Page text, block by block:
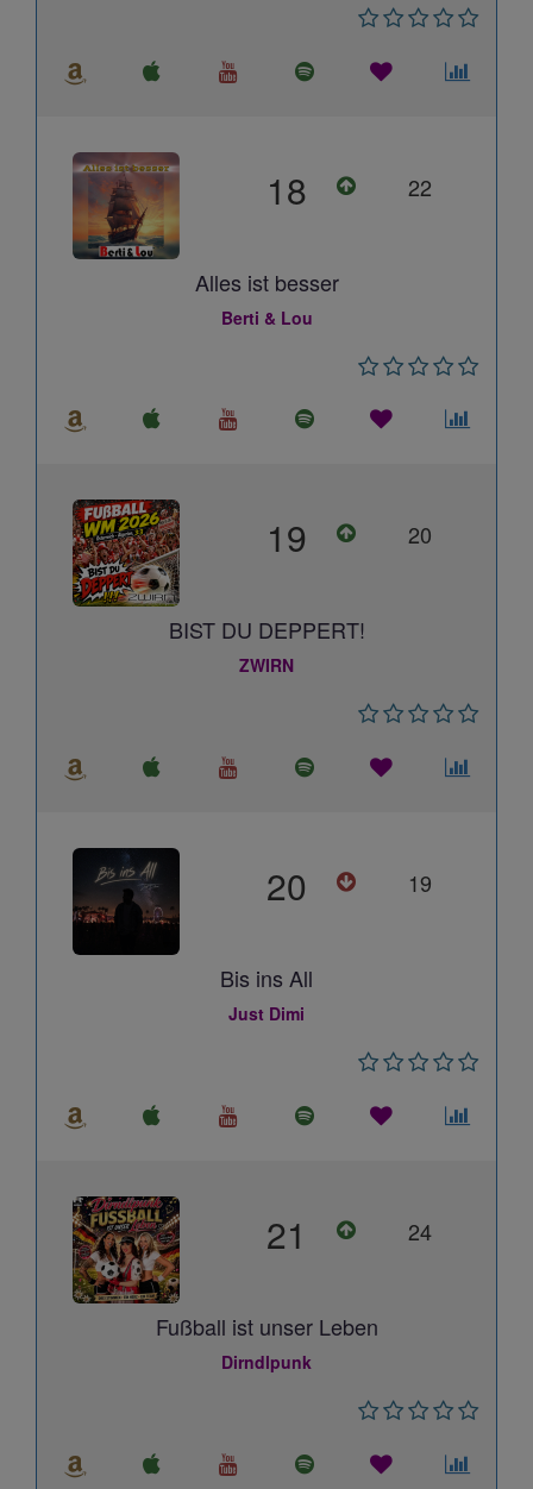
18 22
Alles ist besser
Berti & Lou
19 20
BIST DU DEPPERT!
ZWIRN
20 19
Bis ins All
Just Dimi
21 24
Fußball ist unser Leben
Dirndlpunk